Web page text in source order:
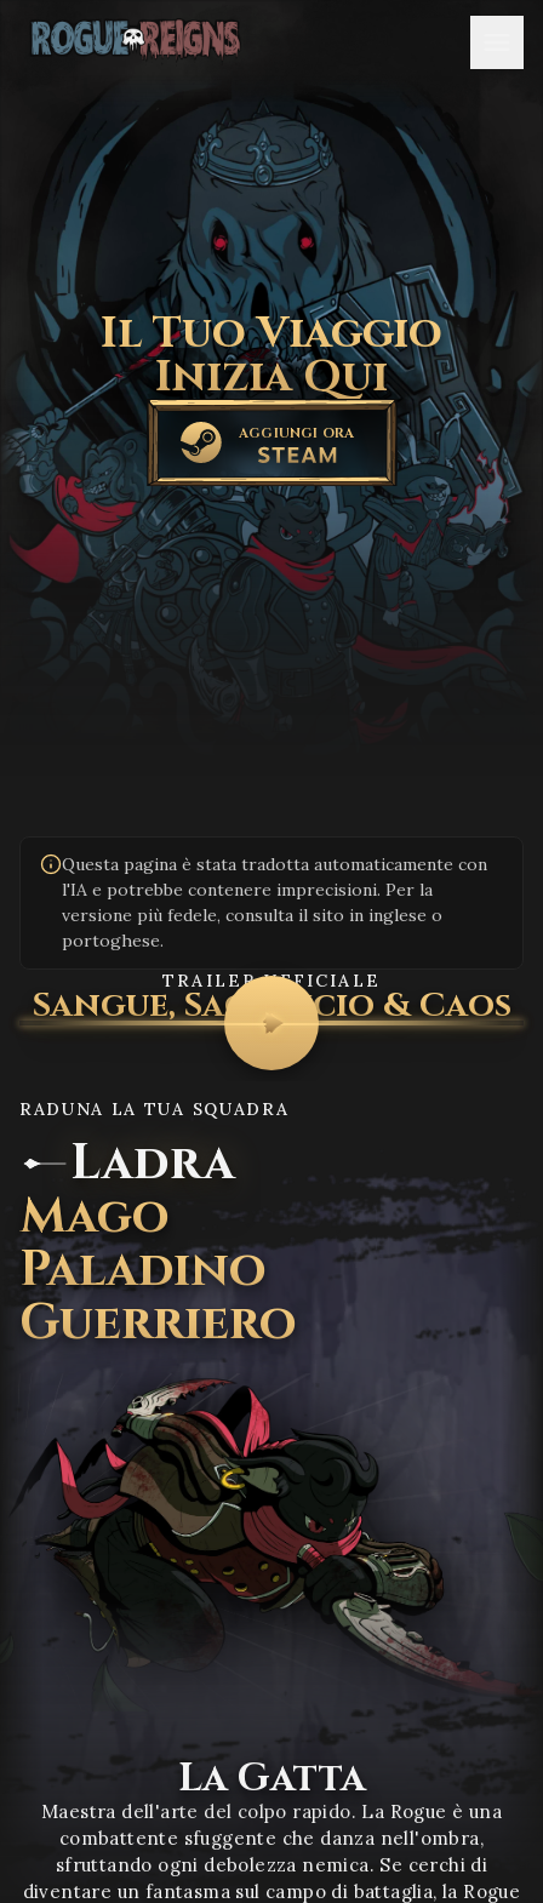
Il Tuo Viaggio
Inizia Qui
AGGIUNGI ORA
Questa pagina è stata tradotta automaticamente con
l'IA e potrebbe contenere imprecisioni. Per la
versione più fedele, consulta il sito in inglese o
portoghese.
TRAILER UFFICIALE
Sangue, Sacrificio & Caos
RADUNA LA TUA SQUADRA
Ladra
Mago
Paladino
Guerriero
La Gatta
Maestra dell'arte del colpo rapido. La Rogue è una
combattente sfuggente che danza nell'ombra,
sfruttando ogni debolezza nemica. Se cerchi di
diventare un fantasma sul campo di battaglia, la Rogue